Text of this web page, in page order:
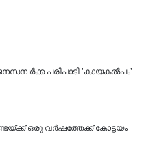
പരിപാടി 'കായകൽപം'
ഒരു വർഷത്തേക്ക് കോട്ടയം